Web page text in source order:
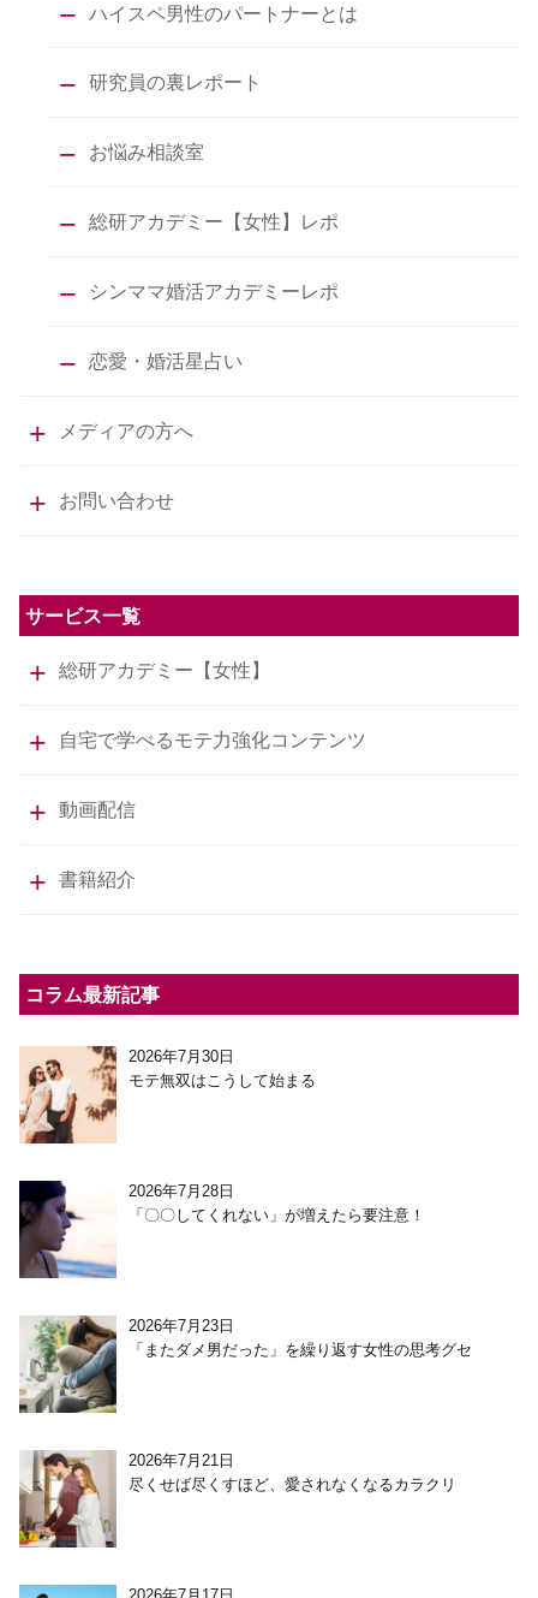
ハイスペ男性のパートナーとは
研究員の裏レポート
お悩み相談室
総研アカデミー【女性】レポ
シンママ婚活アカデミーレポ
恋愛・婚活星占い
メディアの方へ
お問い合わせ
サービス一覧
総研アカデミー【女性】
自宅で学べるモテ力強化コンテンツ
動画配信
書籍紹介
コラム最新記事
2026年7月30日
モテ無双はこうして始まる
2026年7月28日
「〇〇してくれない」が増えたら要注意！
2026年7月23日
「またダメ男だった」を繰り返す女性の思考グセ
2026年7月21日
尽くせば尽くすほど、愛されなくなるカラクリ